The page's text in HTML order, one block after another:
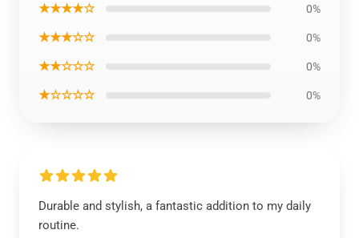
★★★★☆ 0%
★★★☆☆ 0%
★★☆☆☆ 0%
★☆☆☆☆ 0%
Durable and stylish, a fantastic addition to my daily
routine.